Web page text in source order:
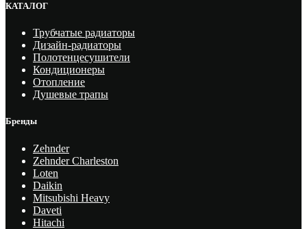
КАТАЛОГ
Трубчатые радиаторы
Дизайн-радиаторы
Полотенцесушители
Кондиционеры
Отопление
Душевые трапы
Бренды
Zehnder
Zehnder Charleston
Loten
Daikin
Mitsubishi Heavy
Daveti
Hitachi